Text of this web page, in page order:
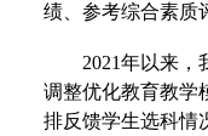
绩、参考综合素质
2021年以来，
调整优化教育教学
排反馈学生选科情